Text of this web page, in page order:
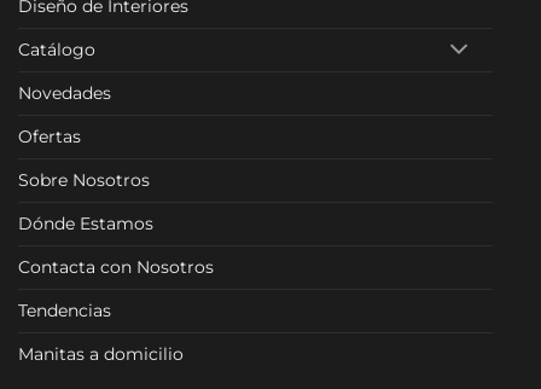
Diseño de Interiores
Catálogo
Novedades
Ofertas
Sobre Nosotros
Dónde Estamos
Contacta con Nosotros
Tendencias
Manitas a domicilio